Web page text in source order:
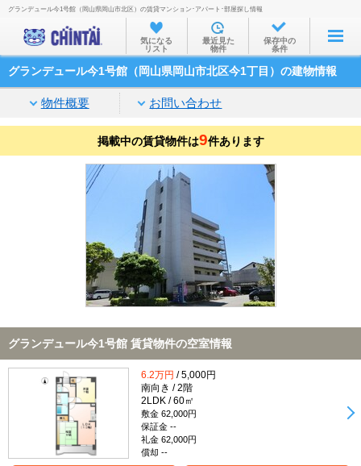
お部屋を探す
沿線・駅から
家賃相場から
通勤通学時間から
物件特集から
不動産会社から
TOP
グランデュール今1号館（岡山県岡山市北区）の賃貸マンション･アパート･部屋探し情報
気になる
リスト
最近見た
物件
保存中の
条件
グランデュール今1号館（岡山県岡山市北区今1丁目）の建物情報
物件概要 お問い合わせ
掲載中の賃貸物件は9件あります
グランデュール今1号館 賃貸物件の空室情報
6.2万円 / 5,000円
南向き / 2階
2LDK / 60㎡
敷金 62,000円
保証金 --
礼金 62,000円
償却 --